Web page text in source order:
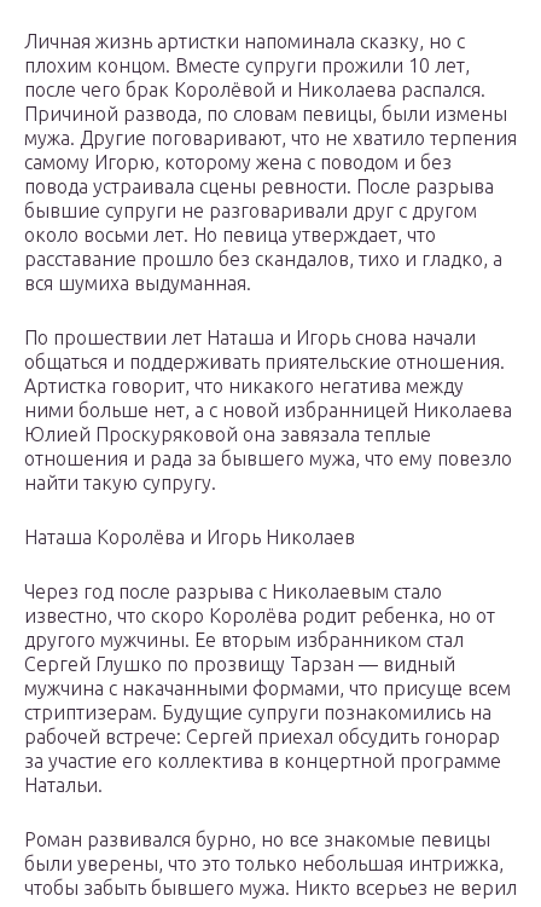
Личная жизнь артистки напоминала сказку, но с
плохим концом. Вместе супруги прожили 10 лет,
после чего брак Королёвой и Николаева распался.
Причиной развода, по словам певицы, были измены
мужа. Другие поговаривают, что не хватило терпения
самому Игорю, которому жена с поводом и без
повода устраивала сцены ревности. После разрыва
бывшие супруги не разговаривали друг с другом
около восьми лет. Но певица утверждает, что
расставание прошло без скандалов, тихо и гладко, а
вся шумиха выдуманная.
По прошествии лет Наташа и Игорь снова начали
общаться и поддерживать приятельские отношения.
Артистка говорит, что никакого негатива между
ними больше нет, а с новой избранницей Николаева
Юлией Проскуряковой она завязала теплые
отношения и рада за бывшего мужа, что ему повезло
найти такую супругу.
Наташа Королёва и Игорь Николаев
Через год после разрыва с Николаевым стало
известно, что скоро Королёва родит ребенка, но от
другого мужчины. Ее вторым избранником стал
Сергей Глушко по прозвищу Тарзан — видный
мужчина с накачанными формами, что присуще всем
стриптизерам. Будущие супруги познакомились на
рабочей встрече: Сергей приехал обсудить гонорар
за участие его коллектива в концертной программе
Натальи.
Роман развивался бурно, но все знакомые певицы
были уверены, что это только небольшая интрижка,
чтобы забыть бывшего мужа. Никто всерьез не верил